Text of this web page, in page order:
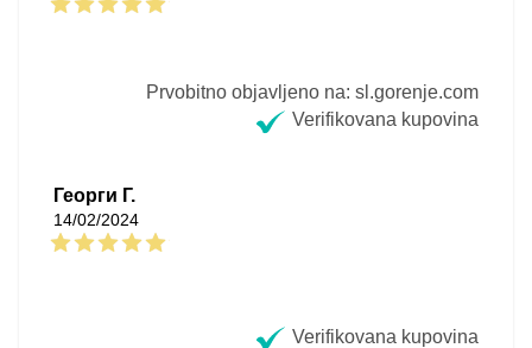
Prvobitno objavljeno na: sl.gorenje.com
Verifikovana kupovina
Георги Г.
14/02/2024
Verifikovana kupovina